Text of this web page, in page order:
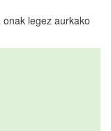
legez aurkako